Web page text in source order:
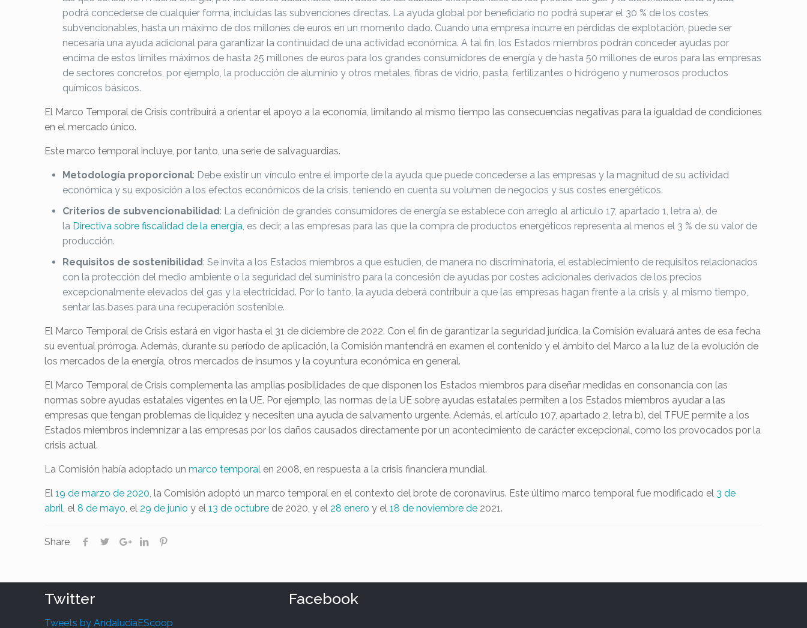
podrá concederse de cualquier forma, incluidas las subvenciones directas. La ayuda global por beneficiario no podrá superar el 30 % de los costes
subvencionables, hasta un máximo de dos millones de euros en un momento dado. Cuando una empresa incurre en pérdidas de explotación, puede ser
necesaria una ayuda adicional para garantizar la continuidad de una actividad económica. A tal fin, los Estados miembros podrán conceder ayudas por
encima de estos límites máximos de hasta 25 millones de euros para los grandes consumidores de energía y de hasta 50 millones de euros para las empresas
de sectores concretos, por ejemplo, la producción de aluminio y otros metales, fibras de vidrio, pasta, fertilizantes o hidrógeno y numerosos productos
químicos básicos.
El Marco Temporal de Crisis contribuirá a orientar el apoyo a la economía, limitando al mismo tiempo las consecuencias negativas para la igualdad de condiciones
en el mercado único.
Este marco temporal incluye, por tanto, una serie de salvaguardias.
Metodología proporcional: Debe existir un vínculo entre el importe de la ayuda que puede concederse a las empresas y la magnitud de su actividad
económica y su exposición a los efectos económicos de la crisis, teniendo en cuenta su volumen de negocios y sus costes energéticos.
Criterios de subvencionabilidad: La definición de grandes consumidores de energía se establece con arreglo al artículo 17, apartado 1, letra a), de
la Directiva sobre fiscalidad de la energía, es decir, a las empresas para las que la compra de productos energéticos representa al menos el 3 % de su valor de
producción.
Requisitos de sostenibilidad: Se invita a los Estados miembros a que estudien, de manera no discriminatoria, el establecimiento de requisitos relacionados
con la protección del medio ambiente o la seguridad del suministro para la concesión de ayudas por costes adicionales derivados de los precios
excepcionalmente elevados del gas y la electricidad. Por lo tanto, la ayuda deberá contribuir a que las empresas hagan frente a la crisis y, al mismo tiempo,
sentar las bases para una recuperación sostenible.
El Marco Temporal de Crisis estará en vigor hasta el 31 de diciembre de 2022. Con el fin de garantizar la seguridad jurídica, la Comisión evaluará antes de esa fecha
su eventual prórroga. Además, durante su período de aplicación, la Comisión mantendrá en examen el contenido y el ámbito del Marco a la luz de la evolución de
los mercados de la energía, otros mercados de insumos y la coyuntura económica en general.
El Marco Temporal de Crisis complementa las amplias posibilidades de que disponen los Estados miembros para diseñar medidas en consonancia con las
normas sobre ayudas estatales vigentes en la UE. Por ejemplo, las normas de la UE sobre ayudas estatales permiten a los Estados miembros ayudar a las
empresas que tengan problemas de liquidez y necesiten una ayuda de salvamento urgente. Además, el artículo 107, apartado 2, letra b), del TFUE permite a los
Estados miembros indemnizar a las empresas por los daños causados directamente por un acontecimiento de carácter excepcional, como los provocados por la
crisis actual.
La Comisión había adoptado unmarco temporal en 2008, en respuesta a la crisis financiera mundial.
El19 de marzo de 2020, la Comisión adoptó un marco temporal en el contexto del brote de coronavirus. Este último marco temporal fue modificado el 3 de
abril, el8 de mayo, el 29 de junio y el13 de octubre de 2020, y el 28 enero y el18 de noviembre de 2021.
Share
Twitter
Tweets by AndaluciaEScoop
Facebook